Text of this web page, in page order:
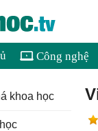
Công nghệ
khoa học